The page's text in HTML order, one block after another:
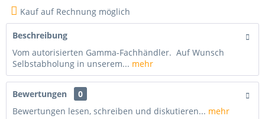
Kauf auf Rechnung möglich
Beschreibung
Vom autorisierten Gamma-Fachhändler. Auf Wunsch
Selbstabholung in unserem... mehr
Bewertungen
0
Bewertungen lesen, schreiben und diskutieren... mehr